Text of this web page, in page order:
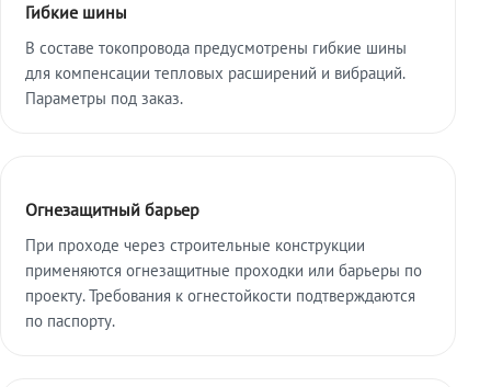
Гибкие шины
В составе токопровода предусмотрены гибкие шины
для компенсации тепловых расширений и вибраций.
Параметры под заказ.
Огнезащитный барьер
При проходе через строительные конструкции
применяются огнезащитные проходки или барьеры по
проекту. Требования к огнестойкости подтверждаются
по паспорту.